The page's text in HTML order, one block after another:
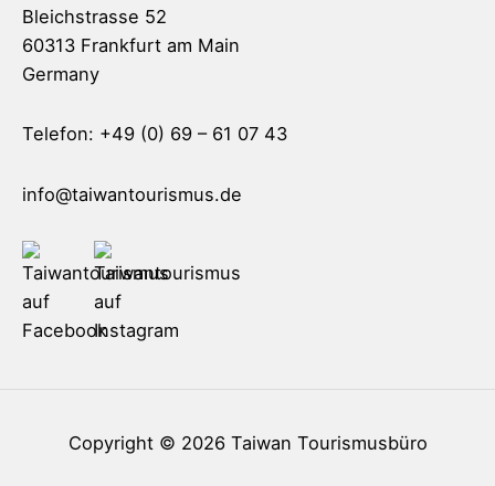
Bleichstrasse 52
60313 Frankfurt am Main
Germany
Telefon: +49 (0) 69 – 61 07 43
info@taiwantourismus.de
Copyright © 2026 Taiwan Tourismusbüro